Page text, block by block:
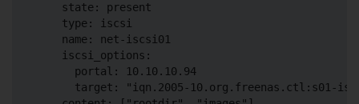
    state: present
    type: iscsi
    name: net-iscsi01
    iscsi_options:
      portal: 10.10.10.94
target: "iqn.2005-10.org.freenas.ctl:s01-